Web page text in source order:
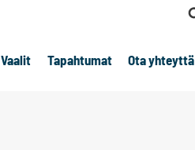
Vaalit Tapahtumat Ota yhteyttä